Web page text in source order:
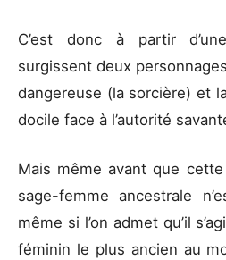
C’est donc à partir
surgissent deux
dangereuse (la sorcière) et
docile face à l’autorité
Mais même avant que
sage-femme ancestrale
même si l’on admet qu’il
féminin le plus ancien au